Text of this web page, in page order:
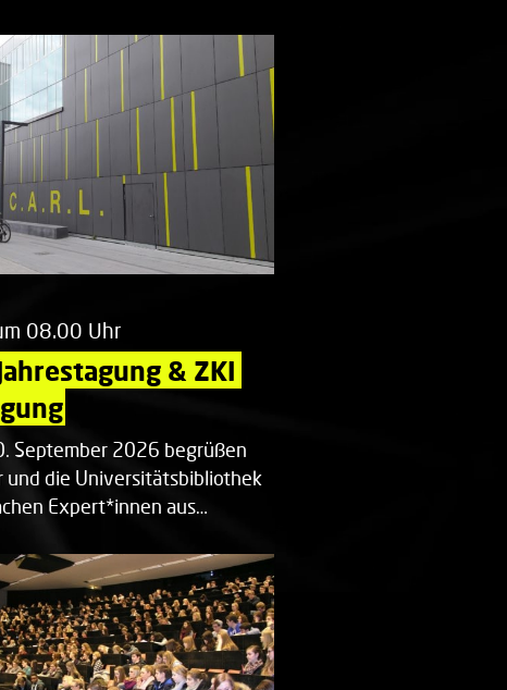
08.00 Uhr
& ZKI
September 2026 begrüßen
und die Universitätsbibliothek
Expert*innen aus…